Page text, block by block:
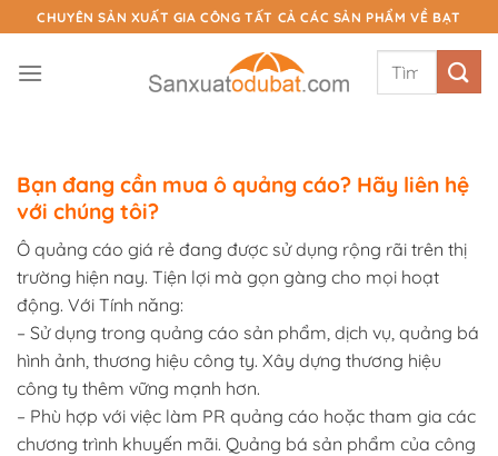
Chuyển
đến
nội
CHUYÊN SẢN XUẤT GIA CÔNG TẤT CẢ CÁC SẢN PHẨM VỀ BẠT
Tìm
Bạn đang cần mua ô quảng cáo? Hãy liên hệ
với chúng tôi?
Ô quảng cáo giá rẻ đang được sử dụng rộng rãi trên thị
trường hiện nay. Tiện lợi mà gọn gàng cho mọi hoạt
động. Với Tính năng:
– Sử dụng trong quảng cáo sản phẩm, dịch vụ, quảng bá
hình ảnh, thương hiệu công ty. Xây dựng thương hiệu
công ty thêm vững mạnh hơn.
– Phù hợp với việc làm PR quảng cáo hoặc tham gia các
chương trình khuyến mãi. Quảng bá sản phẩm của công